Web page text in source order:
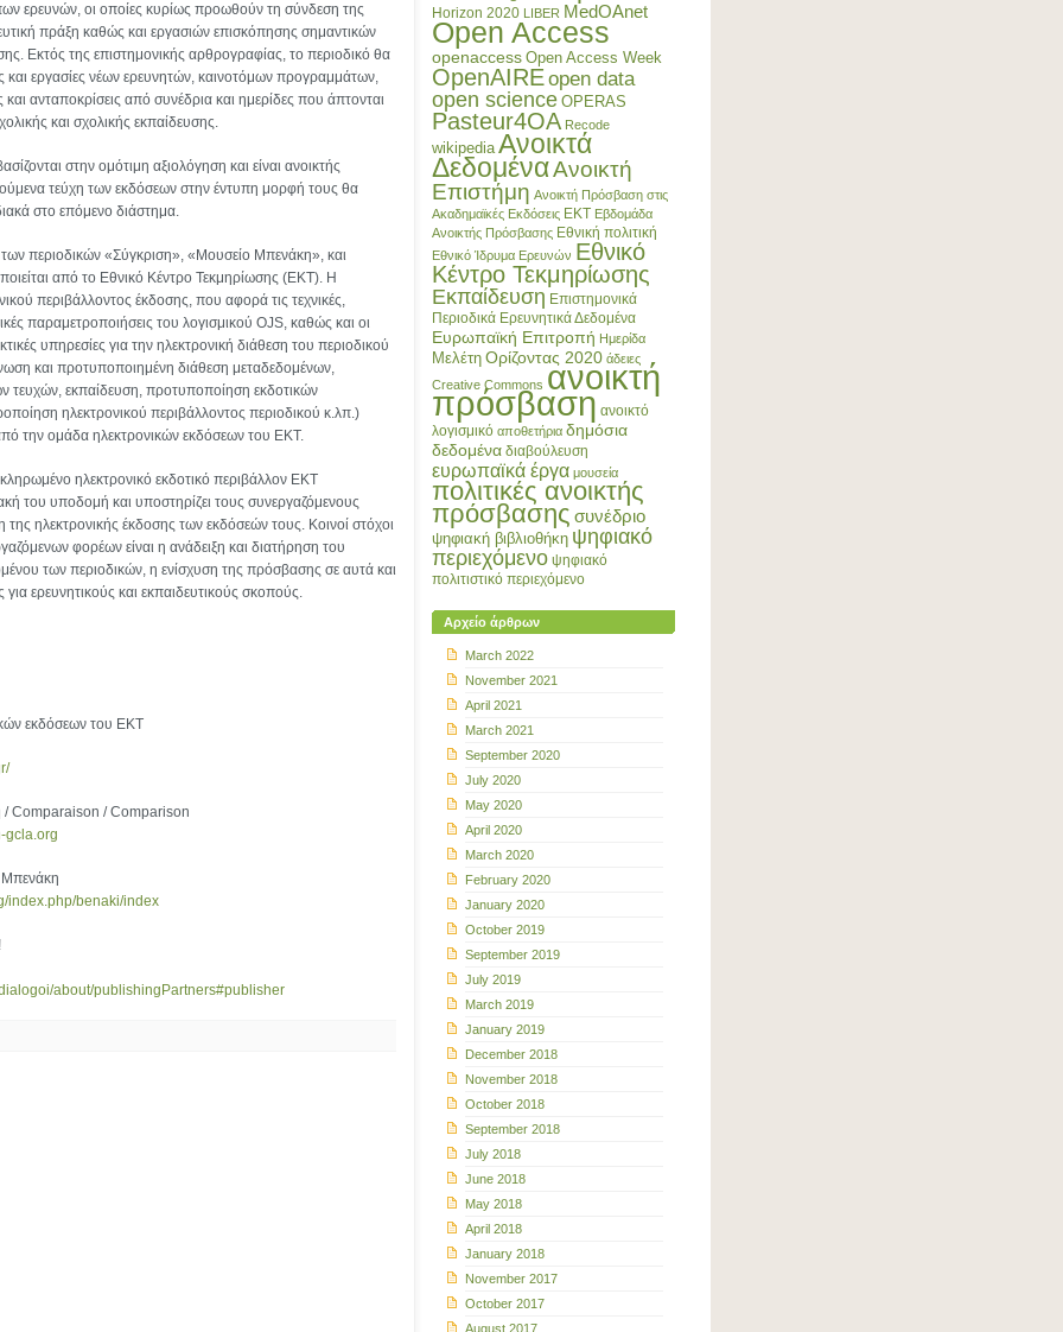
ερευνών, οι οποίες κυρίως προωθούν τη σύνδεση της
πράξη καθώς και εργασιών επισκόπησης σημαντικών
Εκτός της επιστημονικής αρθρογραφίας, το περιοδικό θα
και εργασίες νέων ερευνητών, καινοτόμων προγραμμάτων,
και ανταποκρίσεις από συνέδρια και ημερίδες που άπτονται
και σχολικής εκπαίδευσης.
στην ομότιμη αξιολόγηση και είναι ανοικτής
τεύχη των εκδόσεων στην έντυπη μορφή τους θα
στο επόμενο διάστημα.
περιοδικών «Σύγκριση», «Μουσείο Μπενάκη», και
από το Εθνικό Κέντρο Τεκμηρίωσης (ΕΚΤ). Η
περιβάλλοντος έκδοσης, που αφορά τις τεχνικές,
παραμετροποιήσεις του λογισμικού OJS, καθώς και οι
υπηρεσίες για την ηλεκτρονική διάθεση του περιοδικού
και προτυποποιημένη διάθεση μεταδεδομένων,
τευχών, εκπαίδευση, προτυποποίηση εκδοτικών
ηλεκτρονικού περιβάλλοντος περιοδικού κ.λπ.)
την ομάδα ηλεκτρονικών εκδόσεων του ΕΚΤ.
ηλεκτρονικό εκδοτικό περιβάλλον ΕΚΤ
του υποδομή και υποστηρίζει τους συνεργαζόμενους
της ηλεκτρονικής έκδοσης των εκδόσεών τους. Κοινοί στόχοι
φορέων είναι η ανάδειξη και διατήρηση του
των περιοδικών, η ενίσχυση της πρόσβασης σε αυτά και
για ερευνητικούς και εκπαιδευτικούς σκοπούς.
εκδόσεων του ΕΚΤ
/ Comparaison / Comparison
gcla.org
Μπενάκη
index.php/benaki/index
about/publishingPartners#publisher
Horizon 2020 LIBER MedOAnet
Open Access
openaccess Open Access Week
OpenAIREopen data
open science OPERAS
Pasteur4OA Recode
wikipedia Ανοικτά
ΔεδομέναΑνοικτή
Επιστήμη Ανοικτή Πρόσβαση στις
Ακαδημαϊκές Εκδόσεις ΕΚΤ Εβδομάδα
Ανοικτής Πρόσβασης Εθνική πολιτική
Εθνικό Ίδρυμα Ερευνών Εθνικό
Κέντρο Τεκμηρίωσης
Εκπαίδευση Επιστημονικά
Περιοδικά Ερευνητικά Δεδομένα
Ευρωπαϊκή Επιτροπή Ημερίδα
Μελέτη Ορίζοντας 2020 άδειες
Creative Commons ανοικτή
πρόσβαση ανοικτό
λογισμικό αποθετήρια δημόσια
δεδομένα διαβούλευση
ευρωπαϊκά έργα μουσεία
πολιτικές ανοικτής
πρόσβασης συνέδριο
ψηφιακή βιβλιοθήκη ψηφιακό
περιεχόμενο ψηφιακό
πολιτιστικό περιεχόμενο
Αρχείο άρθρων
March 2022
November 2021
April 2021
March 2021
September 2020
July 2020
May 2020
April 2020
March 2020
February 2020
January 2020
October 2019
September 2019
July 2019
March 2019
January 2019
December 2018
November 2018
October 2018
September 2018
July 2018
June 2018
May 2018
April 2018
January 2018
November 2017
October 2017
August 2017